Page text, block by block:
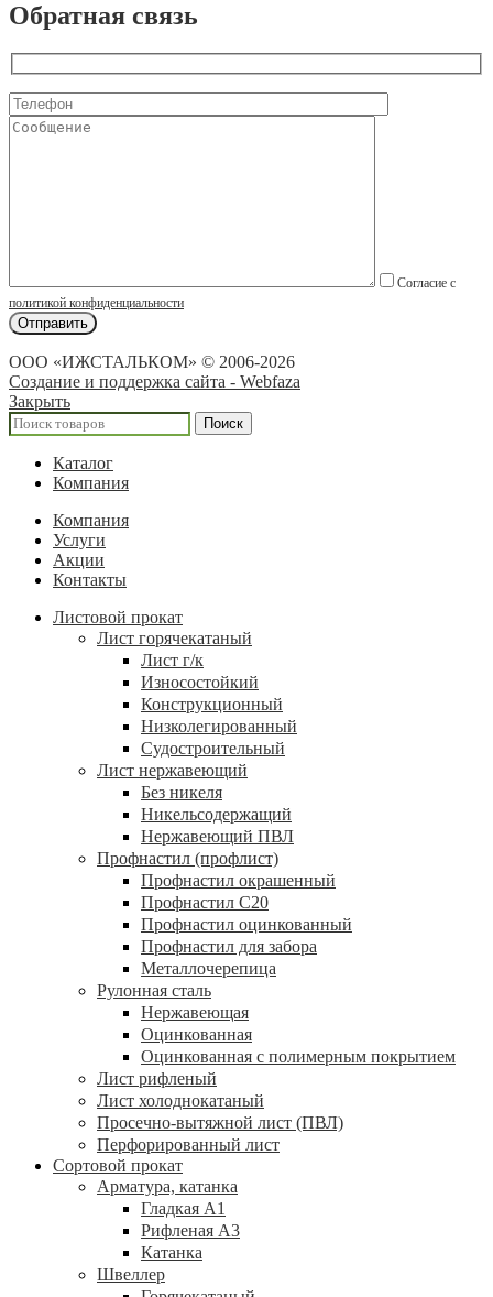
Обратная связь
Согласие с
политикой конфиденциальности
ООО «ИЖСТАЛЬКОМ» © 2006-2026
Создание и поддержка сайта - Webfaza
Закрыть
Поиск
Каталог
Компания
Компания
Услуги
Акции
Контакты
Листовой прокат
Лист горячекатаный
Лист г/к
Износостойкий
Конструкционный
Низколегированный
Судостроительный
Лист нержавеющий
Без никеля
Никельсодержащий
Нержавеющий ПВЛ
Профнастил (профлист)
Профнастил окрашенный
Профнастил С20
Профнастил оцинкованный
Профнастил для забора
Металлочерепица
Рулонная сталь
Нержавеющая
Оцинкованная
Оцинкованная с полимерным покрытием
Лист рифленый
Лист холоднокатаный
Просечно-вытяжной лист (ПВЛ)
Перфорированный лист
Сортовой прокат
Арматура, катанка
Гладкая А1
Рифленая А3
Катанка
Швеллер